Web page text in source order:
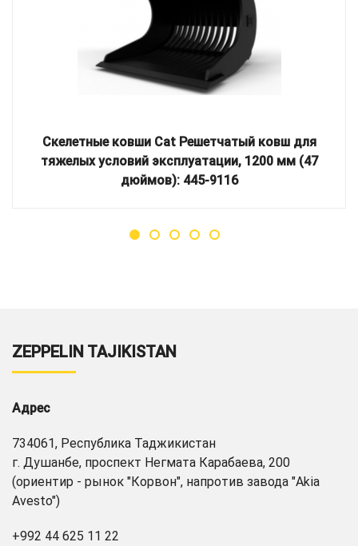
Скелетные ковши Cat Решетчатый ковш для
тяжелых условий эксплуатации, 1200 мм (47
дюймов): 445-9116
ZEPPELIN TAJIKISTAN
Адрес
734061, Республика Таджикистан
г. Душанбе, проспект Негмата Карабаева, 200
(ориентир - рынок "Корвон", напротив завода "Akia
Avesto")
+992 44 625 11 22